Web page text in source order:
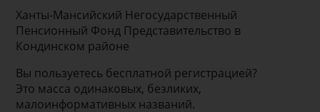
Ханты-Мансийский Негосударственный
Пенсионный Фонд Представительство в
Кондинском районе
Вы пользуетесь бесплатной регистрацией?
Это масса одинаковых, безликих,
малоинформативных названий.